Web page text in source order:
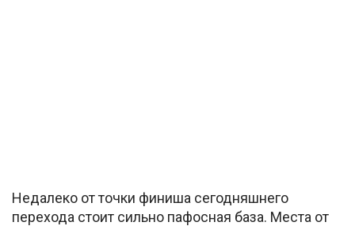
Недалеко от точки финиша сегодняшнего
перехода стоит сильно пафосная база. Места от